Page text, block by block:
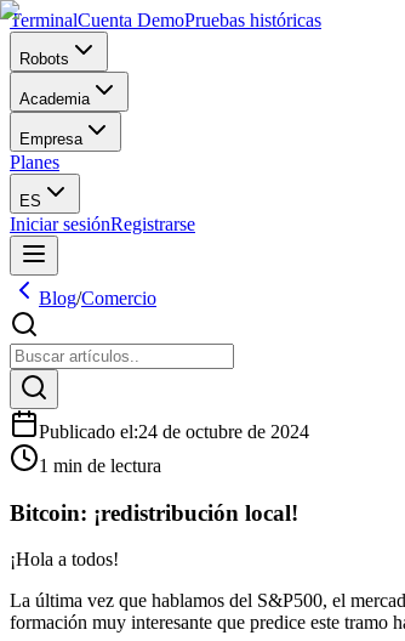
TerminalCuenta DemoPruebas históricas
Robots
Academia
Empresa
Planes
ES
Iniciar sesiónRegistrarse
Blog/Comercio
Publicado el:24 de octubre de 2024
1 min de lectura
Bitcoin: ¡redistribución local!
¡Hola a todos!
La última vez que hablamos del S&P500, el
formación muy interesante que predice este tramo